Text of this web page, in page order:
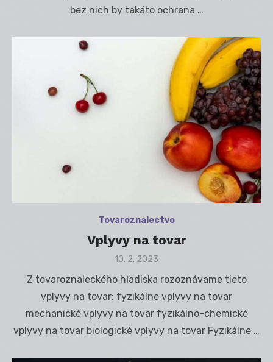
bez nich by takáto ochrana …
Tovaroznalectvo
Vplyvy na tovar
Posted
10. 2. 2023
Z tovaroznaleckého hľadiska rozoznávame tieto
vplyvy na tovar: fyzikálne vplyvy na tovar
mechanické vplyvy na tovar fyzikálno-chemické
vplyvy na tovar biologické vplyvy na tovar Fyzikálne …